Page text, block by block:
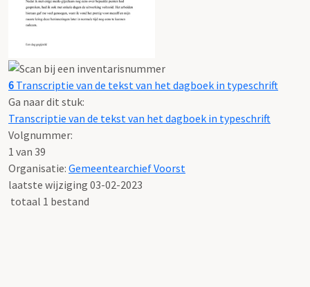
6 Transcriptie van de tekst van het dagboek in typeschrift
Ga naar dit stuk:
Transcriptie van de tekst van het dagboek in typeschrift
Volgnummer:
1 van 39
Organisatie: Gemeentearchief Voorst
laatste wijziging 03-02-2023
totaal 1 bestand